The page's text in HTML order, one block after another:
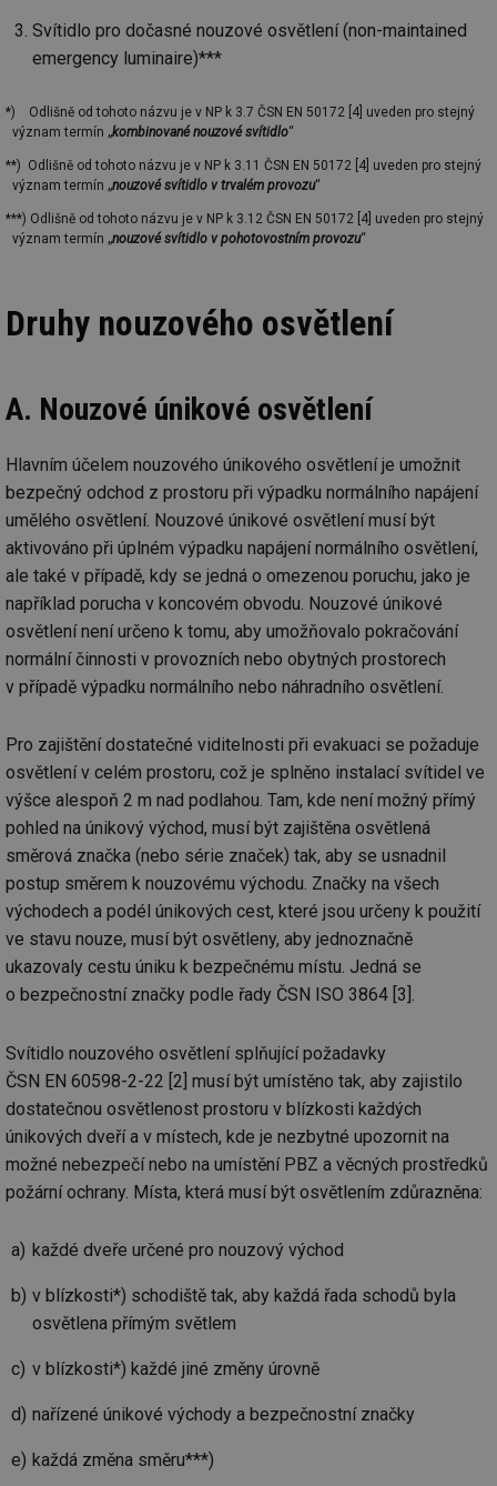
Svítidlo pro dočasné nouzové osvětlení (non-maintained
emergency luminaire)***
*) Odlišně od tohoto názvu je v NP k 3.7 ČSN EN 50172 [4] uveden pro stejný
význam termín „kombinované nouzové svítidlo“
**) Odlišně od tohoto názvu je v NP k 3.11 ČSN EN 50172 [4] uveden pro stejný
význam termín „nouzové svítidlo v trvalém provozu“
***) Odlišně od tohoto názvu je v NP k 3.12 ČSN EN 50172 [4] uveden pro stejný
význam termín „nouzové svítidlo v pohotovostním provozu“
Druhy nouzového osvětlení
A. Nouzové únikové osvětlení
Hlavním účelem nouzového únikového osvětlení je umožnit
bezpečný odchod z prostoru při výpadku normálního napájení
umělého osvětlení. Nouzové únikové osvětlení musí být
aktivováno při úplném výpadku napájení normálního osvětlení,
ale také v případě, kdy se jedná o omezenou poruchu, jako je
například porucha v koncovém obvodu. Nouzové únikové
osvětlení není určeno k tomu, aby umožňovalo pokračování
normální činnosti v provozních nebo obytných prostorech
v případě výpadku normálního nebo náhradního osvětlení.
Pro zajištění dostatečné viditelnosti při evakuaci se požaduje
osvětlení v celém prostoru, což je splněno instalací svítidel ve
výšce alespoň 2 m nad podlahou. Tam, kde není možný přímý
pohled na únikový východ, musí být zajištěna osvětlená
směrová značka (nebo série značek) tak, aby se usnadnil
postup směrem k nouzovému východu. Značky na všech
východech a podél únikových cest, které jsou určeny k použití
ve stavu nouze, musí být osvětleny, aby jednoznačně
ukazovaly cestu úniku k bezpečnému místu. Jedná se
o bezpečnostní značky podle řady ČSN ISO 3864 [3].
Svítidlo nouzového osvětlení splňující požadavky
ČSN EN 60598-2-22 [2] musí být umístěno tak, aby zajistilo
dostatečnou osvětlenost prostoru v blízkosti každých
únikových dveří a v místech, kde je nezbytné upozornit na
možné nebezpečí nebo na umístění PBZ a věcných prostředků
požární ochrany. Místa, která musí být osvětlením zdůrazněna:
každé dveře určené pro nouzový východ
v blízkosti*) schodiště tak, aby každá řada schodů byla
osvětlena přímým světlem
v blízkosti*) každé jiné změny úrovně
nařízené únikové východy a bezpečnostní značky
každá změna směru***)